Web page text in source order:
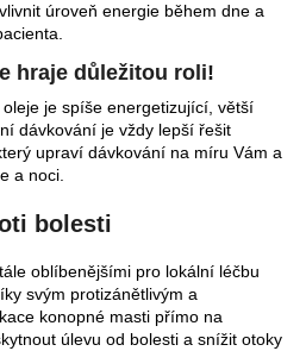
úroveň energie během dne a
hraje důležitou roli!
je spíše energetizující, větší
dávkování je vždy lepší řešit
upraví dávkování na míru Vám a
a noci.
bolesti
oblíbenějšími pro lokální léčbu
svým protizánětlivým a
konopné masti přímo na
úlevu od bolesti a snížit otoky